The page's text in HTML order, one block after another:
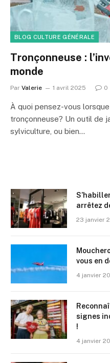
BLOG CULTURE GÉNÉRALE
Tronçonneuse :
monde
Par Valerie 1 avril 2025 0
À quoi pensez-vous
tronçonneuse? Un outil de
sylviculture, ou bien…
arrêtez
23 janvier
vous en
4 janvier
signes
!
4 janvier